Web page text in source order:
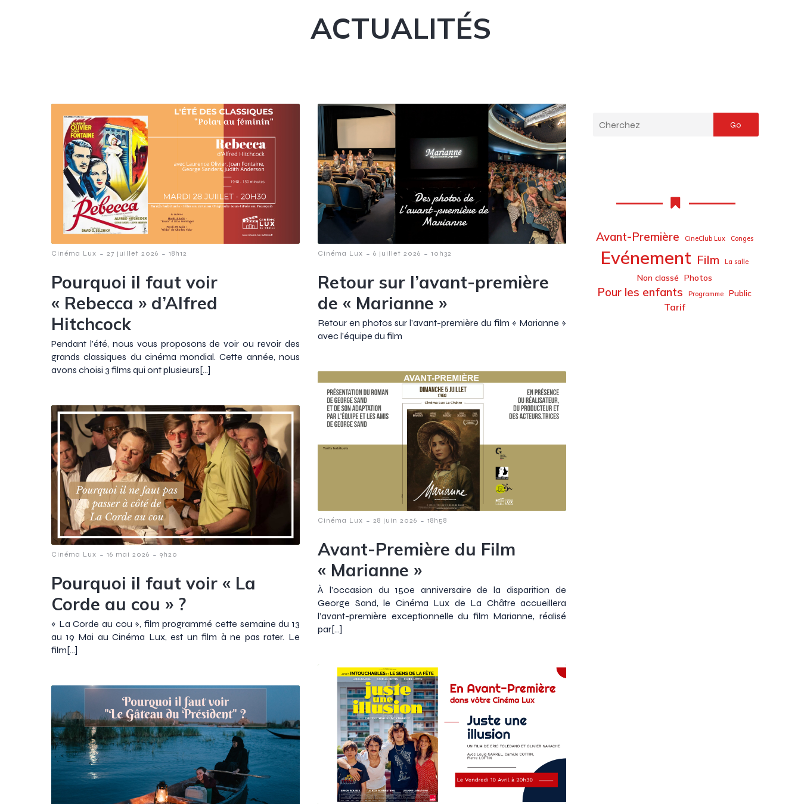
ACTUALITÉS
Cinéma Lux - 27 juillet 2026 - 18h12
Pourquoi il faut voir
« Rebecca » d’Alfred
Hitchcock
Pendant l’été, nous vous proposons de voir ou revoir des
grands classiques du cinéma mondial. Cette année, nous
avons choisi 3 films qui ont plusieurs[…]
Cinéma Lux - 6 juillet 2026 - 10h32
Retour sur l’avant-première
de « Marianne »
Retour en photos sur l’avant-première du film « Marianne »
avec l’équipe du film
Cinéma Lux - 28 juin 2026 - 18h58
Avant-Première du Film
« Marianne »
À l’occasion du 150e anniversaire de la disparition de
George Sand, le Cinéma Lux de La Châtre accueillera
l’avant-première exceptionnelle du film Marianne, réalisé
par[…]
Cinéma Lux - 16 mai 2026 - 9h20
Pourquoi il faut voir « La
Corde au cou » ?
« La Corde au cou », film programmé cette semaine du 13
au 19 Mai au Cinéma Lux, est un film à ne pas rater. Le
film[…]
Go
Avant-Première CineClub Lux Conges
Evénement Film La salle
Non classé Photos
Pour les enfants Programme Public
Tarif